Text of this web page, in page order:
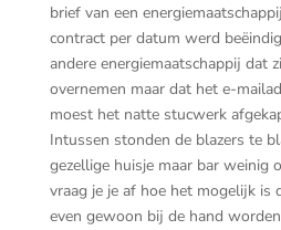
brief van een
contract per datum werd
andere energiemaatschappij dat
overnemen maar dat het e-
moest het natte stucwerk
Intussen stonden de blazers te
gezellige huisje maar bar weinig
vraag je je af hoe het mogelijk is
even gewoon bij de hand